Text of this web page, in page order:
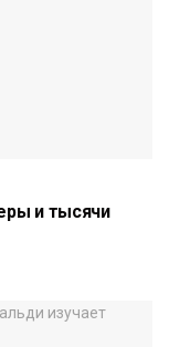
и тысячи